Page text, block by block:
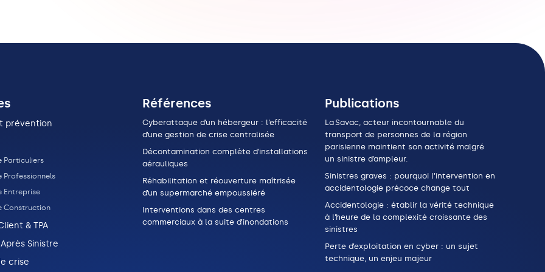
prévention
Particuliers
Professionnels
Entreprise
Construction
& TPA
Sinistre
crise
Références
Cyberattaque d’un hébergeur : l’efficacité
d’une gestion de crise centralisée
Décontamination complète d’installations
aérauliques
Réhabilitation et réouverture maîtrisée
d’un supermarché empoussiéré
Interventions dans des centres
commerciaux à la suite d’inondations
Publications
La Savac, acteur incontournable du
transport de personnes de la région
parisienne maintient son activité malgré
un sinistre d’ampleur.
Sinistres graves : pourquoi l’intervention en
accidentologie précoce change tout
Accidentologie : établir la vérité technique
à l’heure de la complexité croissante des
sinistres
Perte d’exploitation en cyber : un sujet
technique, un enjeu majeur